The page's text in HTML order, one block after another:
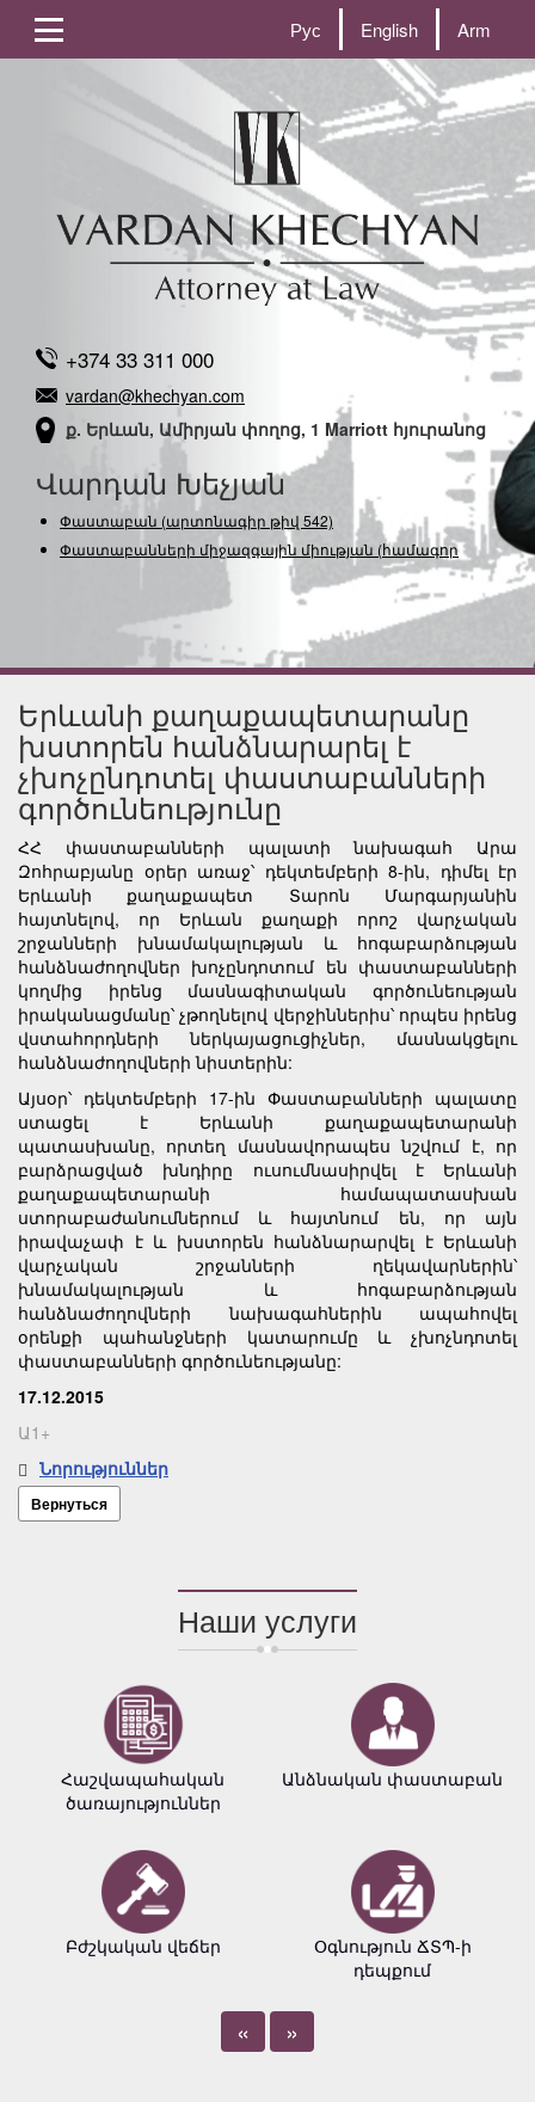
Рус English Arm
+374 33 311 000
vardan@khechyan.com
ք. Երևան, Ամիրյան փողոց, 1 Marriott հյուրանոց
Վարդան Խեչյան
Փաստաբան (արտոնագիր թիվ 542)
Փաստաբանների միջազգային միության (համագործակ
Երևանի քաղաքապետարանը
խստորեն հանձնարարել է
չխոչընդոտել փաստաբանների
գործունեությունը
ՀՀ փաստաբանների պալատի նախագահ Արա
Զոհրաբյանը օրեր առաջ՝ դեկտեմբերի 8-ին, դիմել էր
Երևանի քաղաքապետ Տարոն Մարգարյանին
հայտնելով, որ Երևան քաղաքի որոշ վարչական
շրջանների խնամակալության և հոգաբարձության
հանձնաժողովներ խոչընդոտում են փաստաբանների
կողմից իրենց մասնագիտական գործունեության
իրականացմանը՝ չթողնելով վերջիններիս՝ որպես իրենց
վստահորդների ներկայացուցիչներ, մասնակցելու
հանձնաժողովների նիստերին:
Այսօր՝ դեկտեմբերի 17-ին Փաստաբանների պալատը
ստացել է Երևանի քաղաքապետարանի
պատասխանը, որտեղ մասնավորապես նշվում է, որ
բարձրացված խնդիրը ուսումնասիրվել է Երևանի
քաղաքապետարանի համապատասխան
ստորաբաժանումներում և հայտնում են, որ այն
իրավաչափ է և խստորեն հանձնարարվել է Երևանի
վարչական շրջանների ղեկավարներին՝
խնամակալության և հոգաբարձության
հանձնաժողովների նախագահներին ապահովել
օրենքի պահանջների կատարումը և չխոչնդոտել
փաստաբանների գործունեությանը:
17.12.2015
Ա1+
Նորություններ
Вернуться
Наши услуги
Հաշվապահական
ծառայություններ
Բժշկական վեճեր
Անձնական փաստաբան
Օգնություն ՃՏՊ-ի
դեպքում
« »